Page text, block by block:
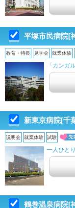
平塚市民病院[
教育・特長 見学会 就業体験
「カンガ
新東京病院[千
説明会 就業体験 試験
一人ひと
鶴巻温泉病院[